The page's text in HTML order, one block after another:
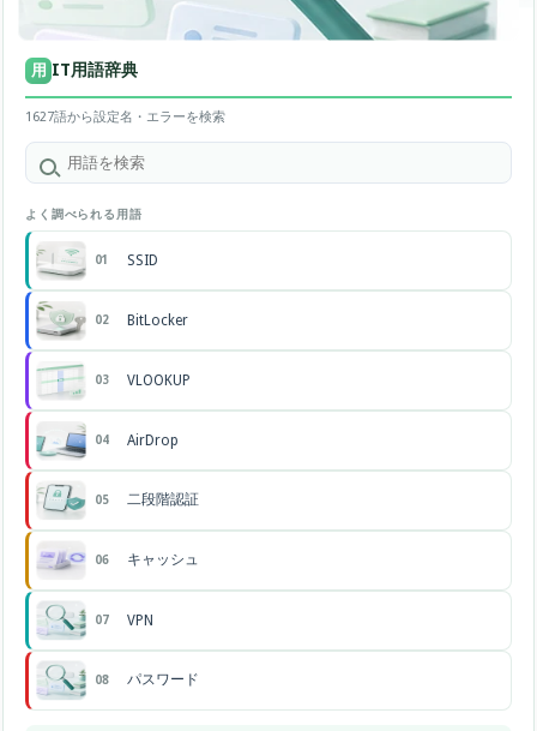
用 IT用語辞典
1627語から設定名・エラーを検索
よく調べられる用語
01 SSID
02 BitLocker
03 VLOOKUP
04 AirDrop
05 二段階認証
06 キャッシュ
07 VPN
08 パスワード